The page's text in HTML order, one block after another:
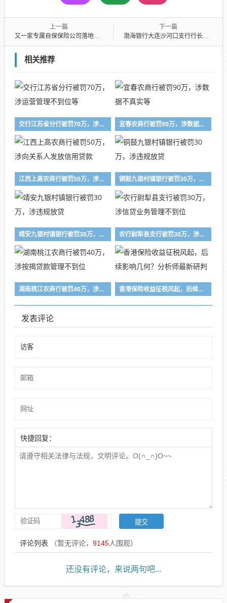
上一篇
又一家专属自保保险公司落地香港，中核集团入局，在港自保公司扩容至7家
下一篇
渤海银行大连沙河口支行行长李恩乐被罚20万，涉未执行统一授信
相关推荐
交行江苏省分行被罚70万，涉运营管理不到位等 宜春农商行被罚90万，涉数据不真实等
江西上高农商行被罚50万，涉向关系人发放信用贷款 铜鼓九银村镇银行被罚30万，涉违规放贷
靖安九银村镇银行被罚30万，涉违规放贷 农行尉犁县支行被罚30万，涉信贷业务管理不到位
湖南桃江农商行被罚40万，涉按揭贷款管理不到位 香港保险收益征税风起，后续影响几何？分析师最新研判
发表评论
快捷回复：
评论列表 （暂无评论， 9145人围观）
还没有评论，来说两句吧...